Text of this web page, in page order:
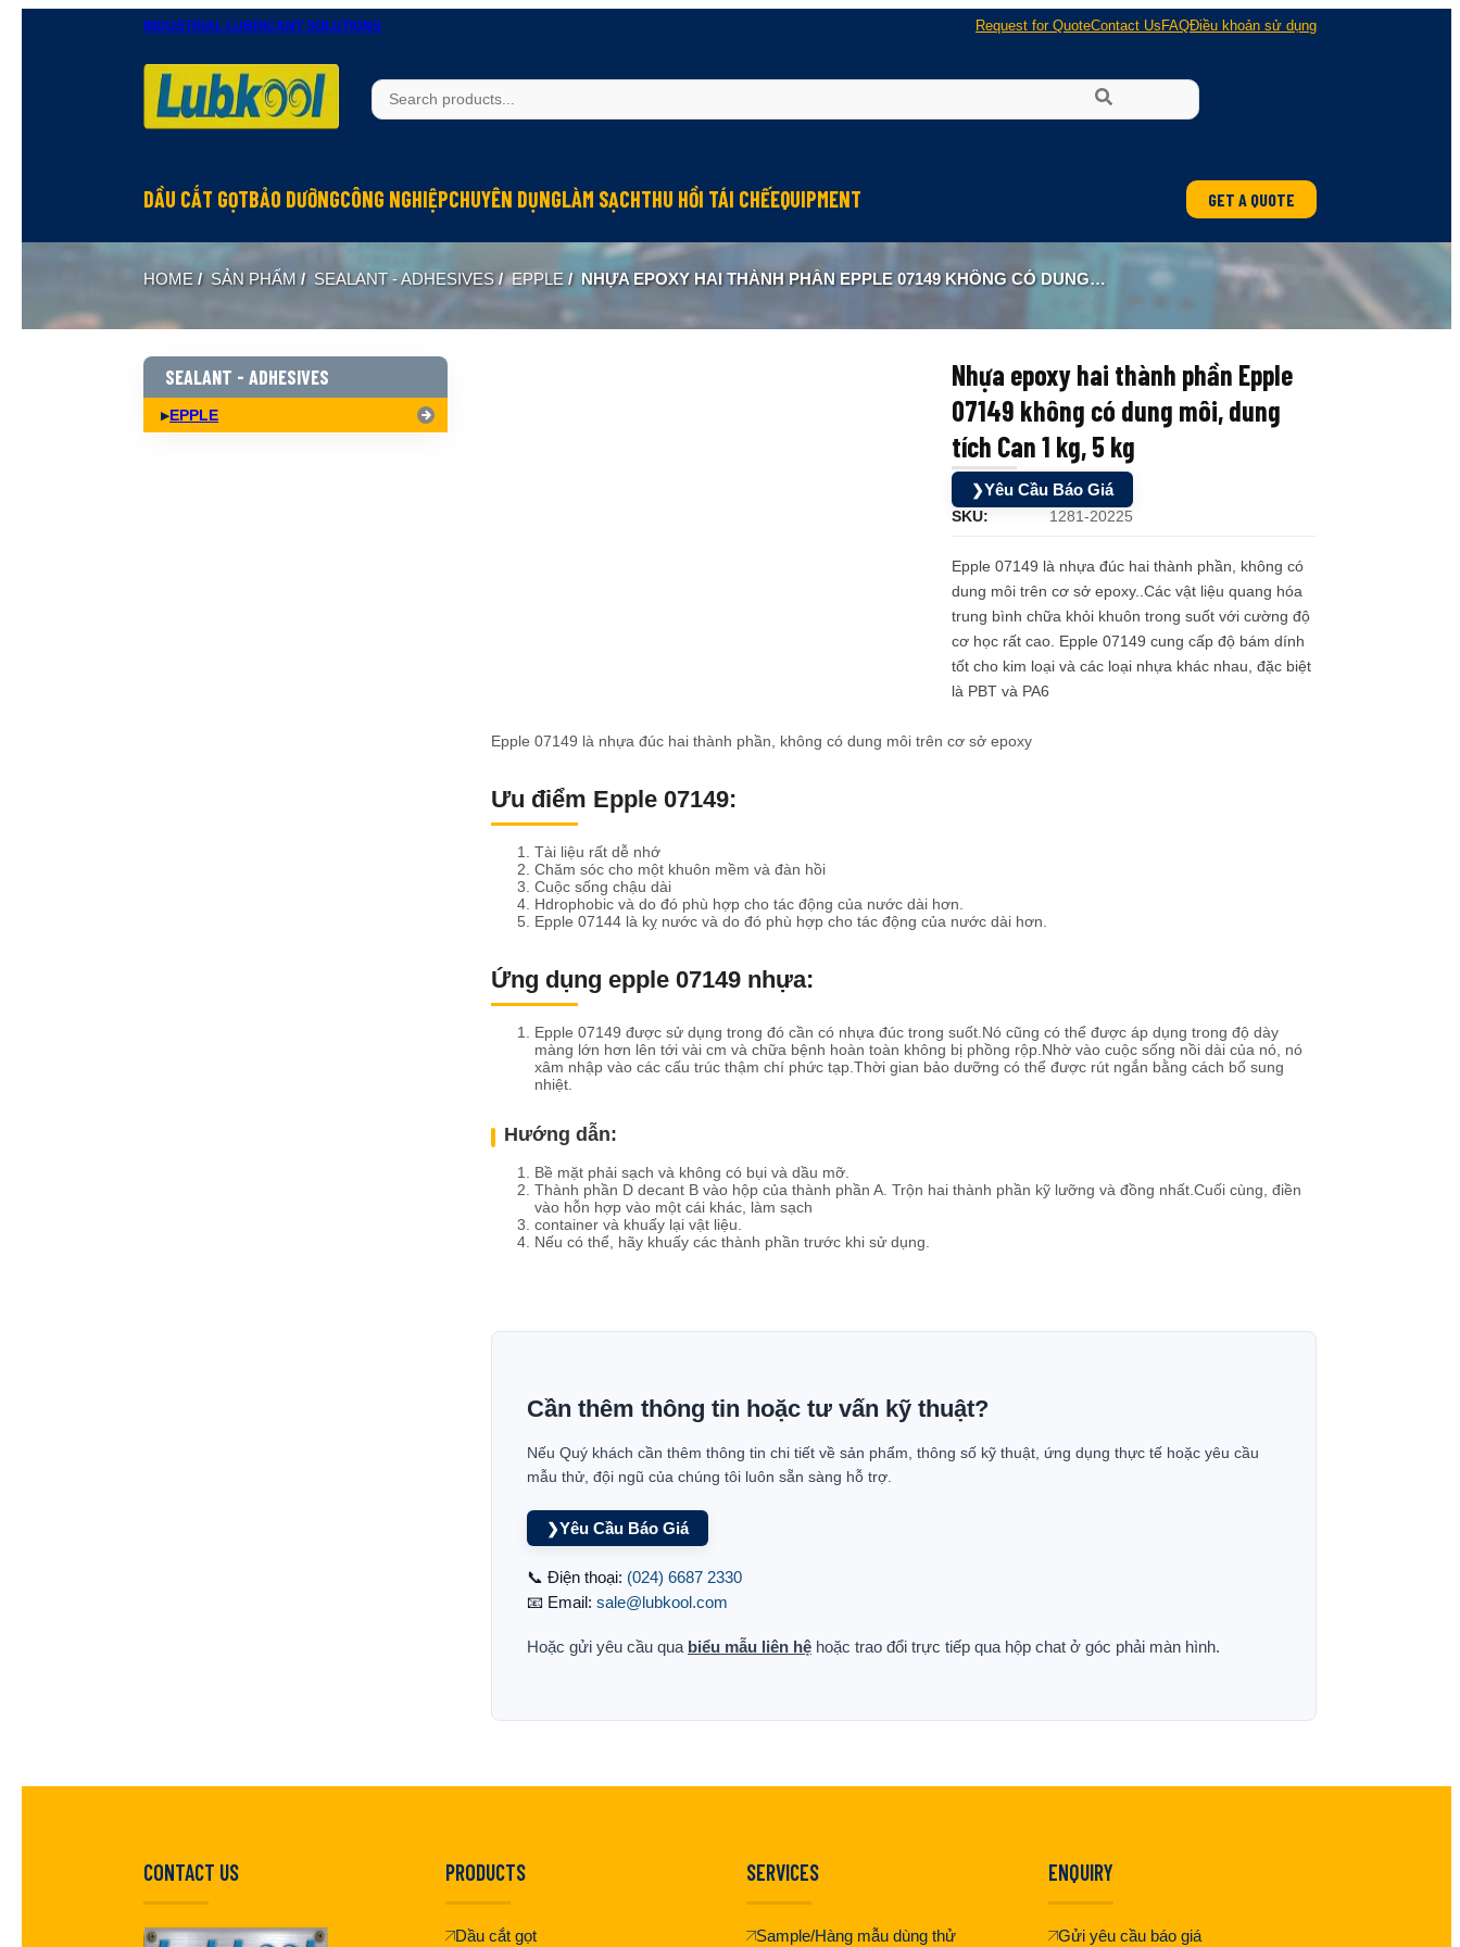
INDUSTRIAL LUBRICANT SOLUTIONS Request for QuoteContact Us FAQĐiều khoản sử dụng
DẦU CẮT GỌT
Dầu SWISSCUT MICRO
Dầu SWISSCOOL
Dầu cắt xung điện EDM
Dầu SWISSFORMING
BẢO DƯỠNG
Dầu trục máy
Dầu thủy lực
Dầu hộp số
Dầu làm mát
Dầu máy nén khí
CÔNG NGHIỆP
Mỡ đa năng
Kem bôi trơn công nghiệp
Mỡ EP High Performance
Bôi trơn khô
CHUYÊN DỤNG
Dầu mỡ cho đầu nối connector
Dầu mỡ cho hệ thống điện
Mỡ chống kẹt
LÀM SẠCH
Làm sạch và bảo vệ máy
Lớp phủ chống ma sát
Lớp phủ chống rỉ
THU HỒI TÁI CHẾ
Thu hồi hơi dầu
Tái chế dầu thải
EQUIPMENT
Module bôi trơn
Kiểm tra và quan trắc
GET A QUOTE
HOME / SẢN PHẨM / SEALANT - ADHESIVES / EPPLE / NHỰA EPOXY HAI THÀNH PHẦN EPPLE 07149 KHÔNG CÓ DUNG MÔI, DUNG TÍCH CAN 1 KG, 5 KG
SEALANT - ADHESIVES
EPPLE
Nhựa epoxy hai thành phần Epple
07149 không có dung môi, dung
tích Can 1 kg, 5 kg
❯Yêu Cầu Báo Giá
SKU: 1281-20225
Epple 07149 là nhựa đúc hai thành phần, không có
dung môi trên cơ sở epoxy..Các vật liệu quang hóa
trung bình chữa khỏi khuôn trong suốt với cường độ
cơ học rất cao. Epple 07149 cung cấp độ bám dính
tốt cho kim loại và các loại nhựa khác nhau, đặc biệt
là PBT và PA6
Epple 07149 là nhựa đúc hai thành phần, không có dung môi trên cơ sở epoxy
Ưu điểm Epple 07149:
Tài liệu rất dễ nhớ
Chăm sóc cho một khuôn mềm và đàn hồi
Cuộc sống chậu dài
Hdrophobic và do đó phù hợp cho tác động của nước dài hơn.
Epple 07144 là kỵ nước và do đó phù hợp cho tác động của nước dài hơn.
Ứng dụng epple 07149 nhựa:
Epple 07149 được sử dụng trong đó cần có nhựa đúc trong suốt.Nó cũng có thể được áp dụng trong độ dày
màng lớn hơn lên tới vài cm và chữa bệnh hoàn toàn không bị phồng rộp.Nhờ vào cuộc sống nồi dài của nó, nó
xâm nhập vào các cấu trúc thậm chí phức tạp.Thời gian bảo dưỡng có thể được rút ngắn bằng cách bổ sung
nhiệt.
Hướng dẫn:
Bề mặt phải sạch và không có bụi và dầu mỡ.
Thành phần D decant B vào hộp của thành phần A. Trộn hai thành phần kỹ lưỡng và đồng nhất.Cuối cùng, điền
vào hỗn hợp vào một cái khác, làm sạch
container và khuấy lại vật liệu.
Nếu có thể, hãy khuấy các thành phần trước khi sử dụng.
Cần thêm thông tin hoặc tư vấn kỹ thuật?
Nếu Quý khách cần thêm thông tin chi tiết về sản phẩm, thông số kỹ thuật, ứng dụng thực tế hoặc yêu cầu
mẫu thử, đội ngũ của chúng tôi luôn sẵn sàng hỗ trợ.
❯Yêu Cầu Báo Giá
📞 Điện thoại: (024) 6687 2330
📧 Email: sale@lubkool.com
Hoặc gửi yêu cầu qua biểu mẫu liên hệ hoặc trao đổi trực tiếp qua hộp chat ở góc phải màn hình.
CONTACT US PRODUCTS
Dầu cắt gọt
SERVICES
Sample/Hàng mẫu dùng thử
ENQUIRY
Gửi yêu cầu báo giá